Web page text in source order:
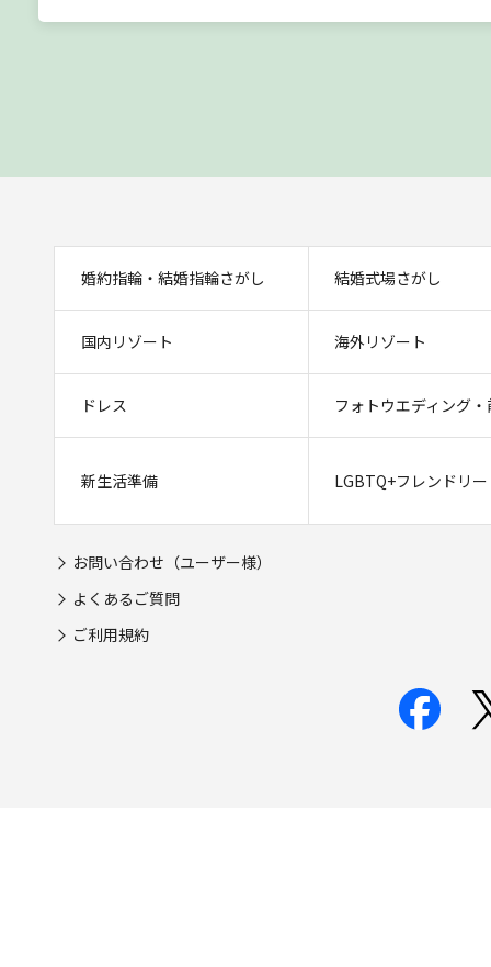
婚約指輪・結婚指輪さがし 結婚式場さがし
国内リゾート 海外リゾート
ドレス フォトウエディング
新生活準備 LGBTQ+フレンドリー
お問い合わせ（ユーザー様）
よくあるご質問
ご利用規約